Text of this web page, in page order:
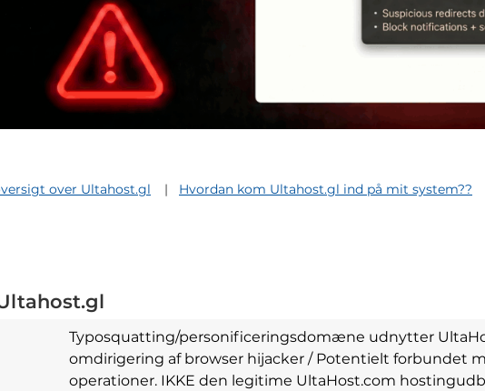
over Ultahost.gl Hvordan kom Ultahost.gl ind på mit system??
Typosquatting/personificeringsdomæne udnytter
omdirigering af browser hijacker / Potentielt forbundet
operationer. IKKE den legitime UltaHost.com